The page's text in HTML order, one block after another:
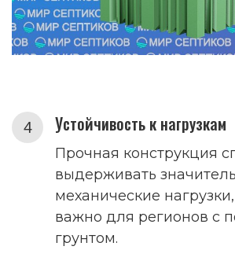
Устойчивость к нагрузкам
Прочная конструкция
выдерживать
механические
важно для регионов с
грунтом.